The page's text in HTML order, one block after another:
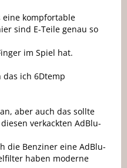
kompfortable
sind E-Teile genau so
im Spiel hat.
das ich 6Dtemp
aber auch das sollte
verkackten AdBlu-
die Benziner eine AdBlu-
haben moderne